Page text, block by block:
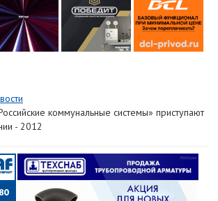
коммунальные системы» приступают
- 2012